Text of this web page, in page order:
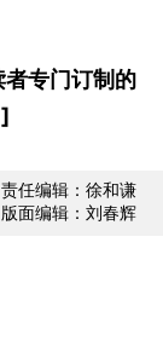
专门订制的
责任编辑：徐和谦
版面编辑：刘春辉